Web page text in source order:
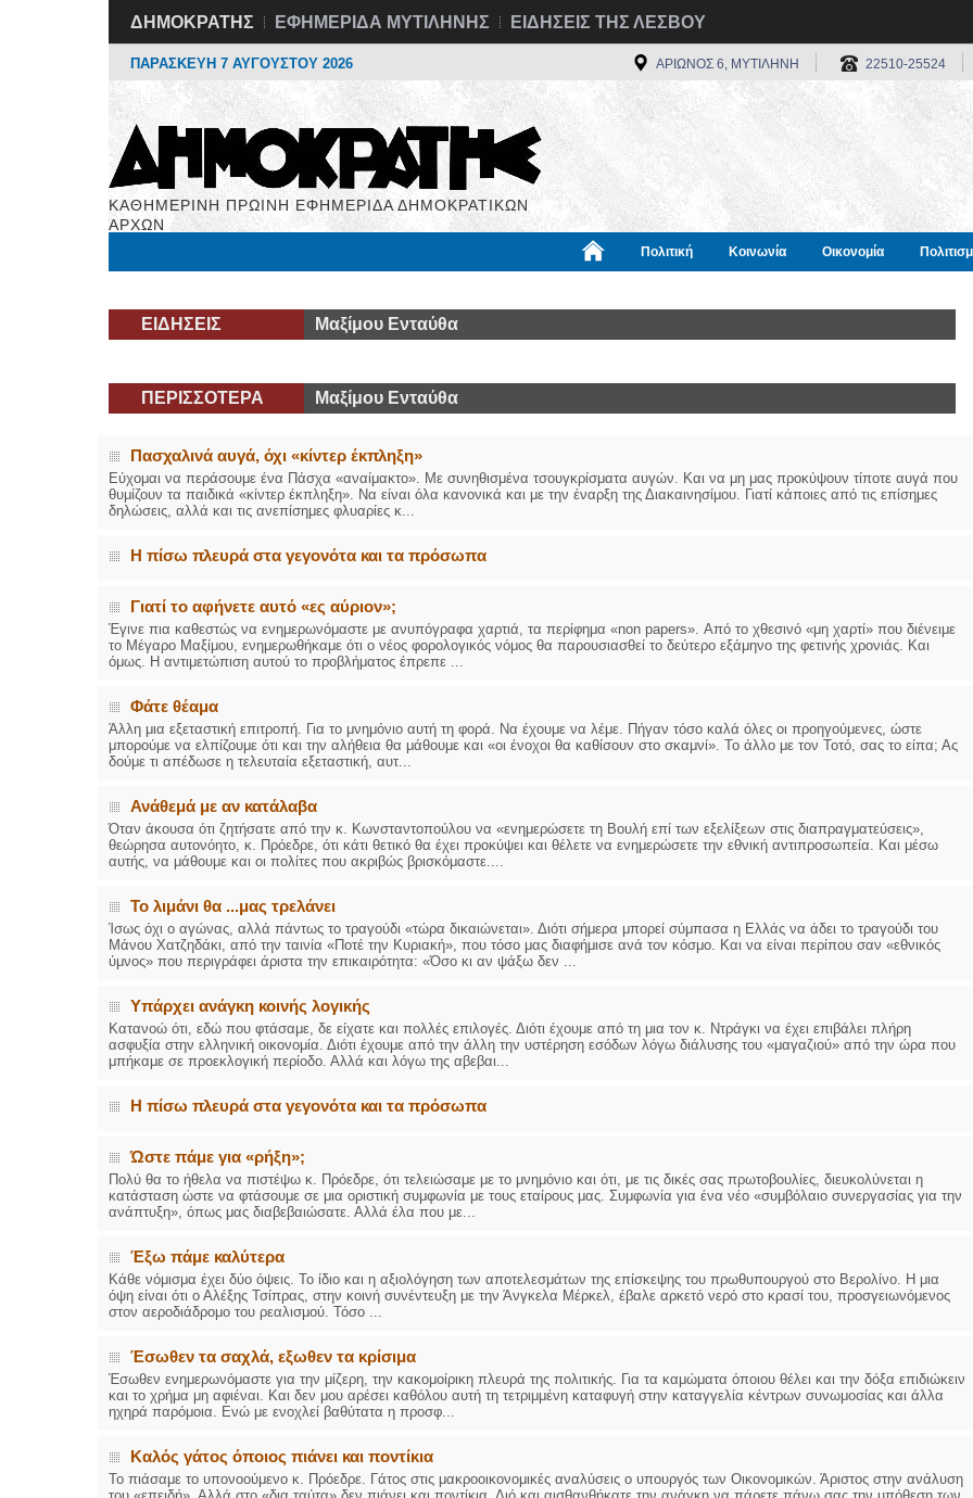
ΔΗΜΟΚΡΑΤΗΣ ΕΦΗΜΕΡΙΔΑ ΜΥΤΙΛΗΝΗΣ ΕΙΔΗΣΕΙΣ ΤΗΣ ΛΕΣΒΟΥ
ΠΑΡΑΣΚΕΥΗ 7 ΑΥΓΟΥΣΤΟΥ 2026 ΑΡΙΩΝΟΣ 6, ΜΥΤΙΛΗΝΗ 22510-25524
ΚΑΘΗΜΕΡΙΝΗ ΠΡΩΙΝΗ ΕΦΗΜΕΡΙΔΑ ΔΗΜΟΚΡΑΤΙΚΩΝ
ΑΡΧΩΝ
Πολιτική Κοινωνία Οικονομία
ΕΙΔΗΣΕΙΣ Μαξίμου Ενταύθα
ΠΕΡΙΣΣΟΤΕΡΑ Μαξίμου Ενταύθα
Πασχαλινά αυγά, όχι «κίντερ έκπληξη»
Εύχομαι να περάσουμε ένα Πάσχα «αναίμακτο». Με συνηθισμένα τσουγκρίσματα αυγών. Και να μη μας προκύψουν τίποτε αυγά που
θυμίζουν τα παιδικά «κίντερ έκπληξη». Να είναι όλα κανονικά και με την έναρξη της Διακαινησίμου. Γιατί κάποιες από τις επίσημες
δηλώσεις, αλλά και τις ανεπίσημες φλυαρίες κ...
Η πίσω πλευρά στα γεγονότα και τα πρόσωπα
Γιατί το αφήνετε αυτό «ες αύριον»;
Έγινε πια καθεστώς να ενημερωνόμαστε με ανυπόγραφα χαρτιά, τα περίφημα «non papers». Από το χθεσινό «μη χαρτί» που διένειμε
το Μέγαρο Μαξίμου, ενημερωθήκαμε ότι ο νέος φορολογικός νόμος θα παρουσιασθεί το δεύτερο εξάμηνο της φετινής χρονιάς. Και
όμως. Η αντιμετώπιση αυτού το προβλήματος έπρεπε ...
Φάτε θέαμα
Άλλη μια εξεταστική επιτροπή. Για το μνημόνιο αυτή τη φορά. Να έχουμε να λέμε. Πήγαν τόσο καλά όλες οι προηγούμενες, ώστε
μπορούμε να ελπίζουμε ότι και την αλήθεια θα μάθουμε και «οι ένοχοι θα καθίσουν στο σκαμνί». Το άλλο με τον Τοτό, σας το είπα; Ας
δούμε τι απέδωσε η τελευταία εξεταστική, αυτ...
Ανάθεμά με αν κατάλαβα
Όταν άκουσα ότι ζητήσατε από την κ. Κωνσταντοπούλου να «ενημερώσετε τη Βουλή επί των εξελίξεων στις διαπραγματεύσεις»,
θεώρησα αυτονόητο, κ. Πρόεδρε, ότι κάτι θετικό θα έχει προκύψει και θέλετε να ενημερώσετε την εθνική αντιπροσωπεία. Και μέσω
αυτής, να μάθουμε και οι πολίτες που ακριβώς βρισκόμαστε....
Το λιμάνι θα ...μας τρελάνει
Ίσως όχι ο αγώνας, αλλά πάντως το τραγούδι «τώρα δικαιώνεται». Διότι σήμερα μπορεί σύμπασα η Ελλάς να άδει το τραγούδι του
Μάνου Χατζηδάκι, από την ταινία «Ποτέ την Κυριακή», που τόσο μας διαφήμισε ανά τον κόσμο. Και να είναι περίπου σαν «εθνικός
ύμνος» που περιγράφει άριστα την επικαιρότητα: «Όσο κι αν ψάξω δεν ...
Υπάρχει ανάγκη κοινής λογικής
Κατανοώ ότι, εδώ που φτάσαμε, δε είχατε και πολλές επιλογές. Διότι έχουμε από τη μια τον κ. Ντράγκι να έχει επιβάλει πλήρη
ασφυξία στην ελληνική οικονομία. Διότι έχουμε από την άλλη την υστέρηση εσόδων λόγω διάλυσης του «μαγαζιού» από την ώρα που
μπήκαμε σε προεκλογική περίοδο. Αλλά και λόγω της αβεβαι...
Η πίσω πλευρά στα γεγονότα και τα πρόσωπα
Ώστε πάμε για «ρήξη»;
Πολύ θα το ήθελα να πιστέψω κ. Πρόεδρε, ότι τελειώσαμε με το μνημόνιο και ότι, με τις δικές σας πρωτοβουλίες, διευκολύνεται η
κατάσταση ώστε να φτάσουμε σε μια οριστική συμφωνία με τους εταίρους μας. Συμφωνία για ένα νέο «συμβόλαιο συνεργασίας για την
ανάπτυξη», όπως μας διαβεβαιώσατε. Αλλά έλα που με...
Έξω πάμε καλύτερα
Κάθε νόμισμα έχει δύο όψεις. Το ίδιο και η αξιολόγηση των αποτελεσμάτων της επίσκεψης του πρωθυπουργού στο Βερολίνο. Η μια
όψη είναι ότι ο Αλέξης Τσίπρας, στην κοινή συνέντευξη με την Άνγκελα Μέρκελ, έβαλε αρκετό νερό στο κρασί του, προσγειωνόμενος
στον αεροδιάδρομο του ρεαλισμού. Τόσο ...
Έσωθεν τα σαχλά, εξωθεν τα κρίσιμα
Έσωθεν ενημερωνόμαστε για την μίζερη, την κακομοίρικη πλευρά της πολιτικής. Για τα καμώματα όποιου θέλει και την δόξα επιδιώκειν
και το χρήμα μη αφιέναι. Και δεν μου αρέσει καθόλου αυτή τη τετριμμένη καταφυγή στην καταγγελία κέντρων συνωμοσίας και άλλα
ηχηρά παρόμοια. Ενώ με ενοχλεί βαθύτατα η προσφ...
Καλός γάτος όποιος πιάνει και ποντίκια
Το πιάσαμε το υπονοούμενο κ. Πρόεδρε. Γάτος στις μακροοικονομικές αναλύσεις ο υπουργός των Οικονομικών. Άριστος στην ανάλυση
ΕΙΔΙΚΟΣ ΚΑΡΔΙΟΛΟΓΟΣ
ΚΩΝΣΤΑΝΤΙΝΟΣ Ε. ΑΡΩΝΗΣ
Holter πίεσης και ρυθμού
υπέρηχος
Μυτιλήνη Βουρνάζων 2
Φυσικοθεραπεύτρια Manual Therapist
ΑΤΕΙ Θεσσαλονίκης-PAMP
Σύμβαση με ΕΟΠΥΥ
Ασκληπιού 39 Χρυσομαλλούσα
ΙΩΑΝΝΗΣ Α. ΜΑΛΛΙΑΣ
ΧΕΙΡΟΥΡΓΟΣ
Διδ.Παν.Αθηνών
Διπλωματούχος Ευρ.Ακαδημίας
Πάρνηθας 95-97 Αχαρναί